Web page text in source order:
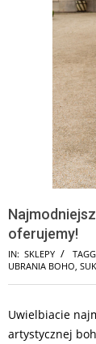
oferujemy!
IN: SKLEPY
UBRANIA BOHO
Uwielbiacie
artystycznej